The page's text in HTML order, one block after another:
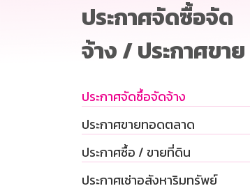
ประกาศจัดซื้อจัด
จ้าง / ประกาศขาย
ประกาศจัดซื้อจัดจ้าง
ประกาศขายทอดตลาด
ประกาศซื้อ / ขายที่ดิน
ประกาศเช่าอสังหาริมทรัพย์